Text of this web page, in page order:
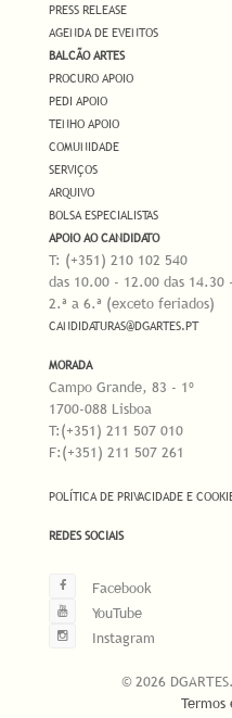
PRESS RELEASE
AGENDA DE EVENTOS
BALCÃO ARTES
PROCURO APOIO
PEDI APOIO
TENHO APOIO
COMUNIDADE
SERVIÇOS
ARQUIVO
BOLSA ESPECIALISTAS
APOIO AO CANDIDATO
T: (+351) 210 102 540
das 10.00 - 12.00 das 14.30
2.ª a 6.ª (exceto feriados)
CANDIDATURAS@DGARTES.PT
MORADA
Campo Grande, 83 - 1º
1700-088 Lisboa
T:(+351) 211 507 010
F:(+351) 211 507 261
POLÍTICA DE PRIVACIDADE E
REDES SOCIAIS
Facebook
YouTube
Instagram
© 2026
Termos